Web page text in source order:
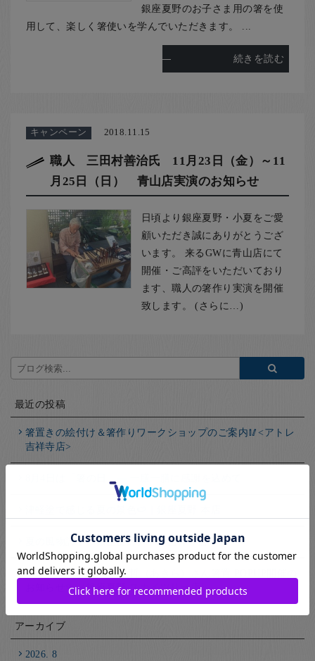
銀座夏野のお子さま用の箸を使
用して、楽しく箸使いを学んでいただきます。 ...
続きを読む
キャンペーン 2018.11.15
職人 三田村善治氏 11月23日（金）～11
月25日（日） 青山店実演のお知らせ
日頃より銀座夏野・小夏をご愛
顧いただき誠にありがとうござ
います。 来るGWに青山店にて
開催・ご高評をいただいており
ます、職人の箸作り実演を開催
致します。 (さらに…)
最近の投稿
箸置きの絵付け＆箸作りワークショップのご案内🥢<アトレ
吉祥寺店>
夏の風物詩🎐｜銀座夏野アトレ吉祥寺店
🦆照明陶芸作家・大野 哲（あきら）さん箸置 POPUP開催の
お知らせ🦆〈銀座夏野 スカイツリー店〉
アーカイブ
2026. 8